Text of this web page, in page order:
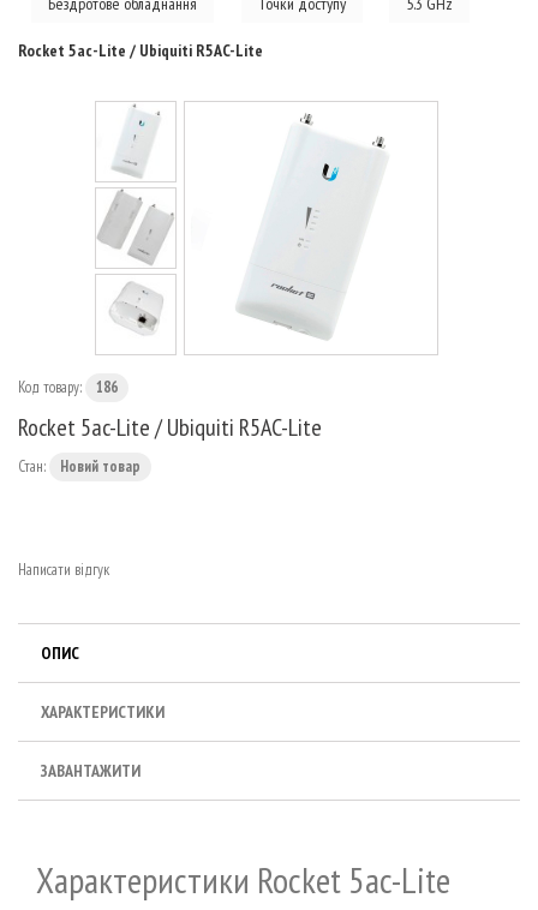
МАРШРУТИЗАТОРИ
Rocket 5ac-Lite / Ubiquiti R5AC-Lite
Код товару: 186
Rocket 5ac-Lite / Ubiquiti R5AC-Lite
Стан: Новий товар
Написати відгук
ОПИС
ХАРАКТЕРИСТИКИ
ЗАВАНТАЖИТИ
Характеристики Rocket 5ac-Lite